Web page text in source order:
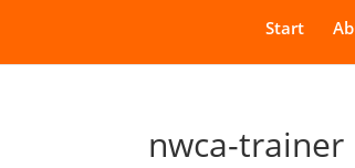
Start
nwca-trainer